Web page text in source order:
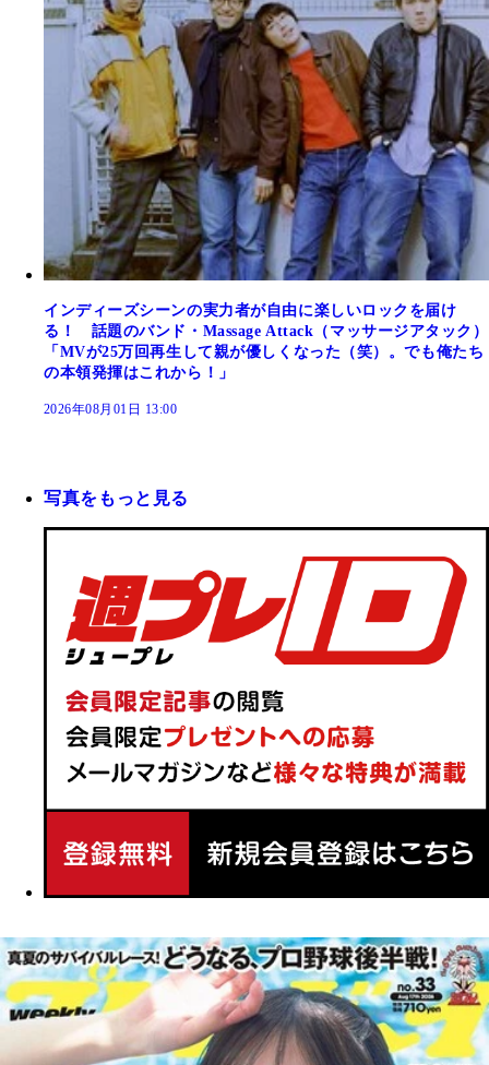
インディーズシーンの実力者が自由に楽しいロックを届け
る！ 話題のバンド・Massage Attack（マッサージアタック）
「MVが25万回再生して親が優しくなった（笑）。でも俺たち
の本領発揮はこれから！」
2026年08月01日 13:00
写真をもっと見る